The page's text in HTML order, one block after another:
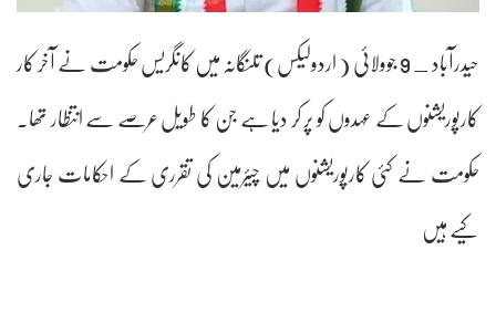
حیدرآباد _ 9 جوولائی ( اردولیکس) تلنگانہ میں کانگریس حکومت نے آخر کار
کارپوریشنوں کے عہدوں کو پر کر دیا ہے جن کا طویل عرصے سے انتظار تھا۔
حکومت نے کئی کارپوریشنوں میں چیئرمین کی تقرری کے احکامات جاری
کیے ہیں